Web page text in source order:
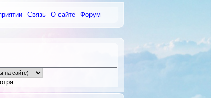
Связь О сайте Форум